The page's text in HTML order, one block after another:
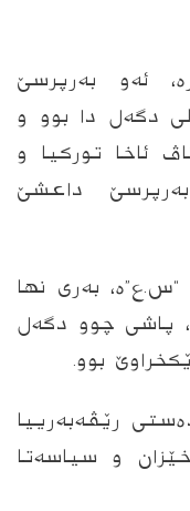
ئەو بەرپرسێ
كچه‌كا ئێزدی یا 7 سالى دگه‌ل دا بوو و
ئاخا تورکیا و
داعشێ
به‌رى نها
پاشى چوو دگه‌ل
بوو.
رێڤه‌به‌رییا
و سیاسەتا